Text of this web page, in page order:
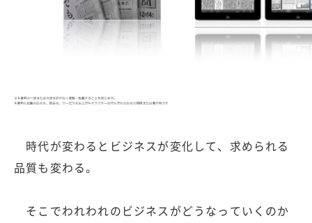
時代が変わるとビジネスが変化して、求められる
品質も変わる。
そこでわれわれのビジネスがどうなっていくのか